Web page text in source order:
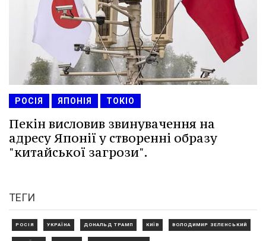
РОСІЯ ЯПОНІЯ ТОКІО
Пекін висловив звинувачення на
адресу Японії у створенні образу
"китайської загрози".
ТЕГИ
РОСІЯ УКРАЇНА ДОНАЛЬД ТРАМП КИЇВ ВОЛОДИМИР ЗЕЛЕНСЬКИЙ